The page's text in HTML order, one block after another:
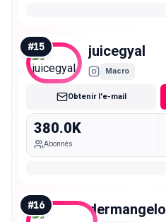
#15 juicegyal
Macro
Obtenir l'e-mail
380.0K
Abonnés
#16 dermangelo